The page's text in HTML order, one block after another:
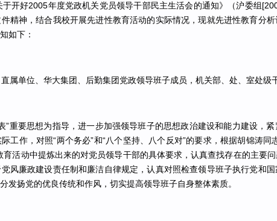
开好2005年度党政机关党员领导干部民主生活会的通知》（沪委组
精神，结合我校开展先进性教育活动的实际情况，现就先进性教育分
如下：
属单位、华大集团、后勤集团党政领导班子成员，机关部、处、室处级
重要思想为指导，进一步加强领导班子的思想政治建设和能力建设，紧
工作，对照“两个务必”和“八个坚持、八个反对”的要求，根据胡锦涛同
活动中提炼出来的对党员领导干部的具体要求，认真查找存在的主要
风廉政建设责任制和廉洁自律规定，认真对照检查领导班子执行党和
发扬党的优良传统和作风，切实提高领导班子自身整体素质。